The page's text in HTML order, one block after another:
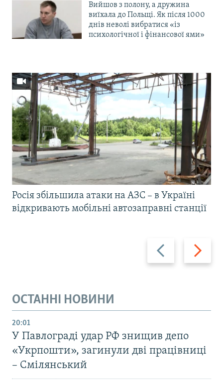
Вийшов з полону, а дружина
виїхала до Польщі. Як після 1000
днів неволі вибратися «із
психологічної і фінансової ями»
Назад Вперед
Росія збільшила атаки на АЗС – в Україні
відкривають мобільні автозаправні станції
ОСТАННІ НОВИНИ
20:01
У Павлограді удар РФ знищив депо
«Укрпошти», загинули дві працівниці
– Смілянський